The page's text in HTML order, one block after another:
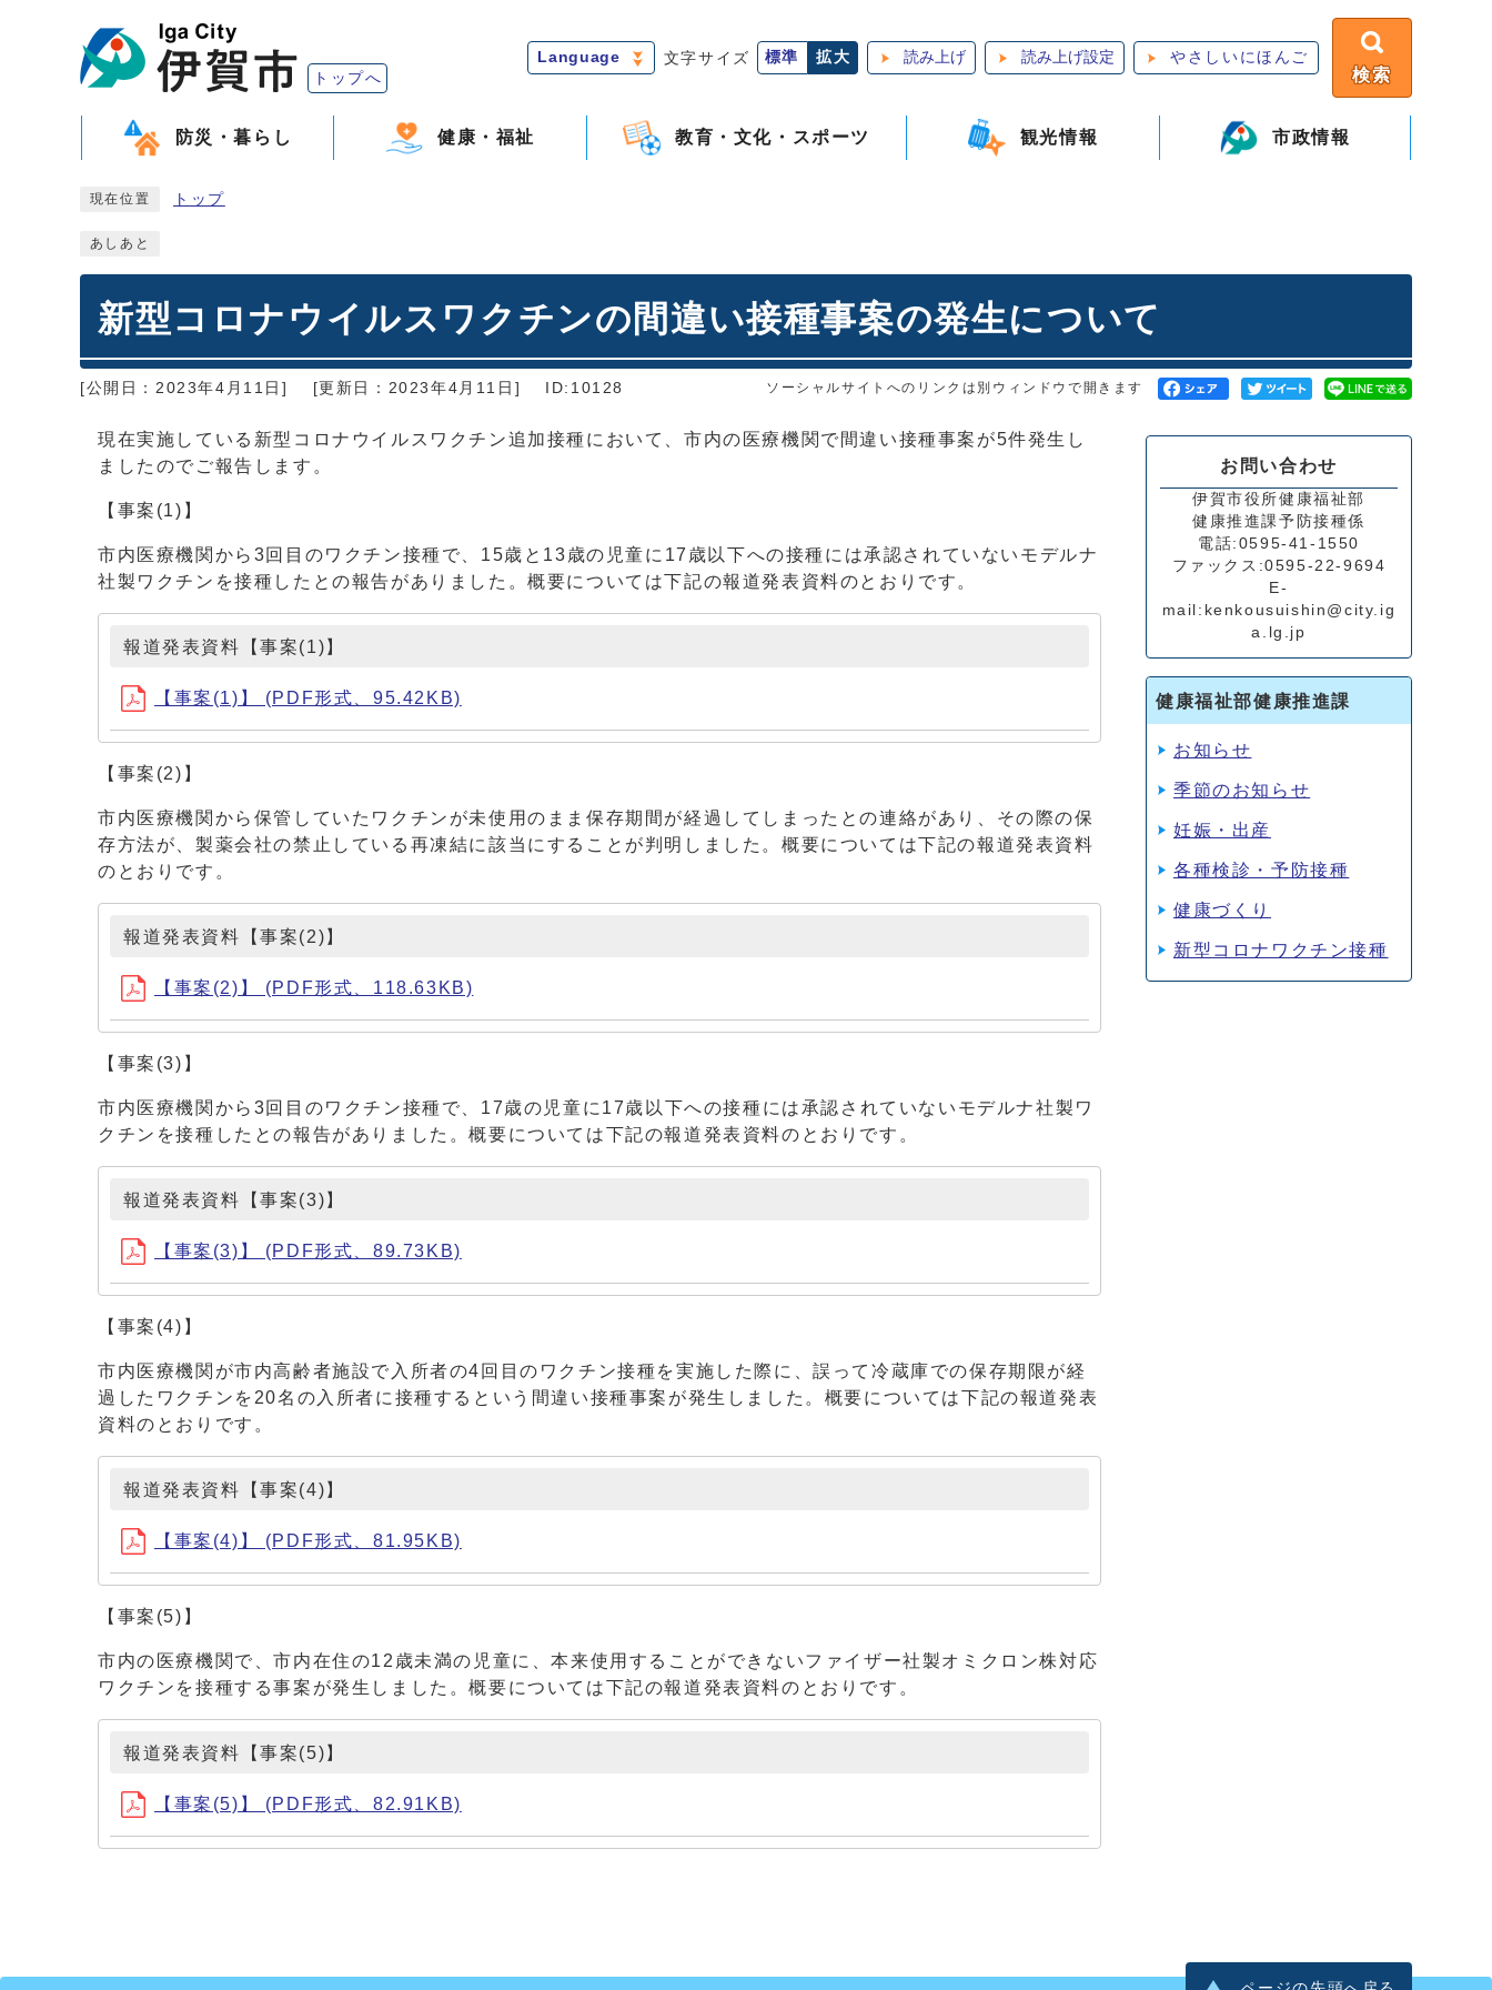
トップへ
Language 文字サイズ 標準 拡大 読み上げ 読み上げ設定 やさしいにほんご
検索
防災・暮らし 健康・福祉 教育・文化・スポーツ 観光情報 市政情報
現在位置 トップ
あしあと
新型コロナウイルスワクチンの間違い接種事案の発生について
[公開日：2023年4月11日] [更新日：2023年4月11日] ID:10128 ソーシャルサイトへのリンクは別ウィンドウで開きます
現在実施している新型コロナウイルスワクチン追加接種において、市内の医療機関で間違い接種事案が5件発生し
ましたのでご報告します。
【事案(1)】
市内医療機関から3回目のワクチン接種で、15歳と13歳の児童に17歳以下への接種には承認されていないモデルナ
社製ワクチンを接種したとの報告がありました。概要については下記の報道発表資料のとおりです。
報道発表資料【事案(1)】
【事案(1)】 (PDF形式、95.42KB)
【事案(2)】
市内医療機関から保管していたワクチンが未使用のまま保存期間が経過してしまったとの連絡があり、その際の保
存方法が、製薬会社の禁止している再凍結に該当にすることが判明しました。概要については下記の報道発表資料
のとおりです。
報道発表資料【事案(2)】
【事案(2)】 (PDF形式、118.63KB)
【事案(3)】
市内医療機関から3回目のワクチン接種で、17歳の児童に17歳以下への接種には承認されていないモデルナ社製ワ
クチンを接種したとの報告がありました。概要については下記の報道発表資料のとおりです。
報道発表資料【事案(3)】
【事案(3)】 (PDF形式、89.73KB)
【事案(4)】
市内医療機関が市内高齢者施設で入所者の4回目のワクチン接種を実施した際に、誤って冷蔵庫での保存期限が経
過したワクチンを20名の入所者に接種するという間違い接種事案が発生しました。概要については下記の報道発表
資料のとおりです。
報道発表資料【事案(4)】
【事案(4)】 (PDF形式、81.95KB)
【事案(5)】
市内の医療機関で、市内在住の12歳未満の児童に、本来使用することができないファイザー社製オミクロン株対応
ワクチンを接種する事案が発生しました。概要については下記の報道発表資料のとおりです。
報道発表資料【事案(5)】
【事案(5)】 (PDF形式、82.91KB)
お問い合わせ
伊賀市役所健康福祉部
健康推進課予防接種係
電話:0595-41-1550
ファックス:0595-22-9694
E-
mail:kenkousuishin@city.ig
a.lg.jp
健康福祉部健康推進課
お知らせ
季節のお知らせ
妊娠・出産
各種検診・予防接種
健康づくり
新型コロナワクチン接種